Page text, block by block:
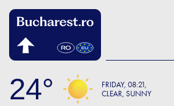
24 FRIDAY 08:21
CLEAR, SUNNY